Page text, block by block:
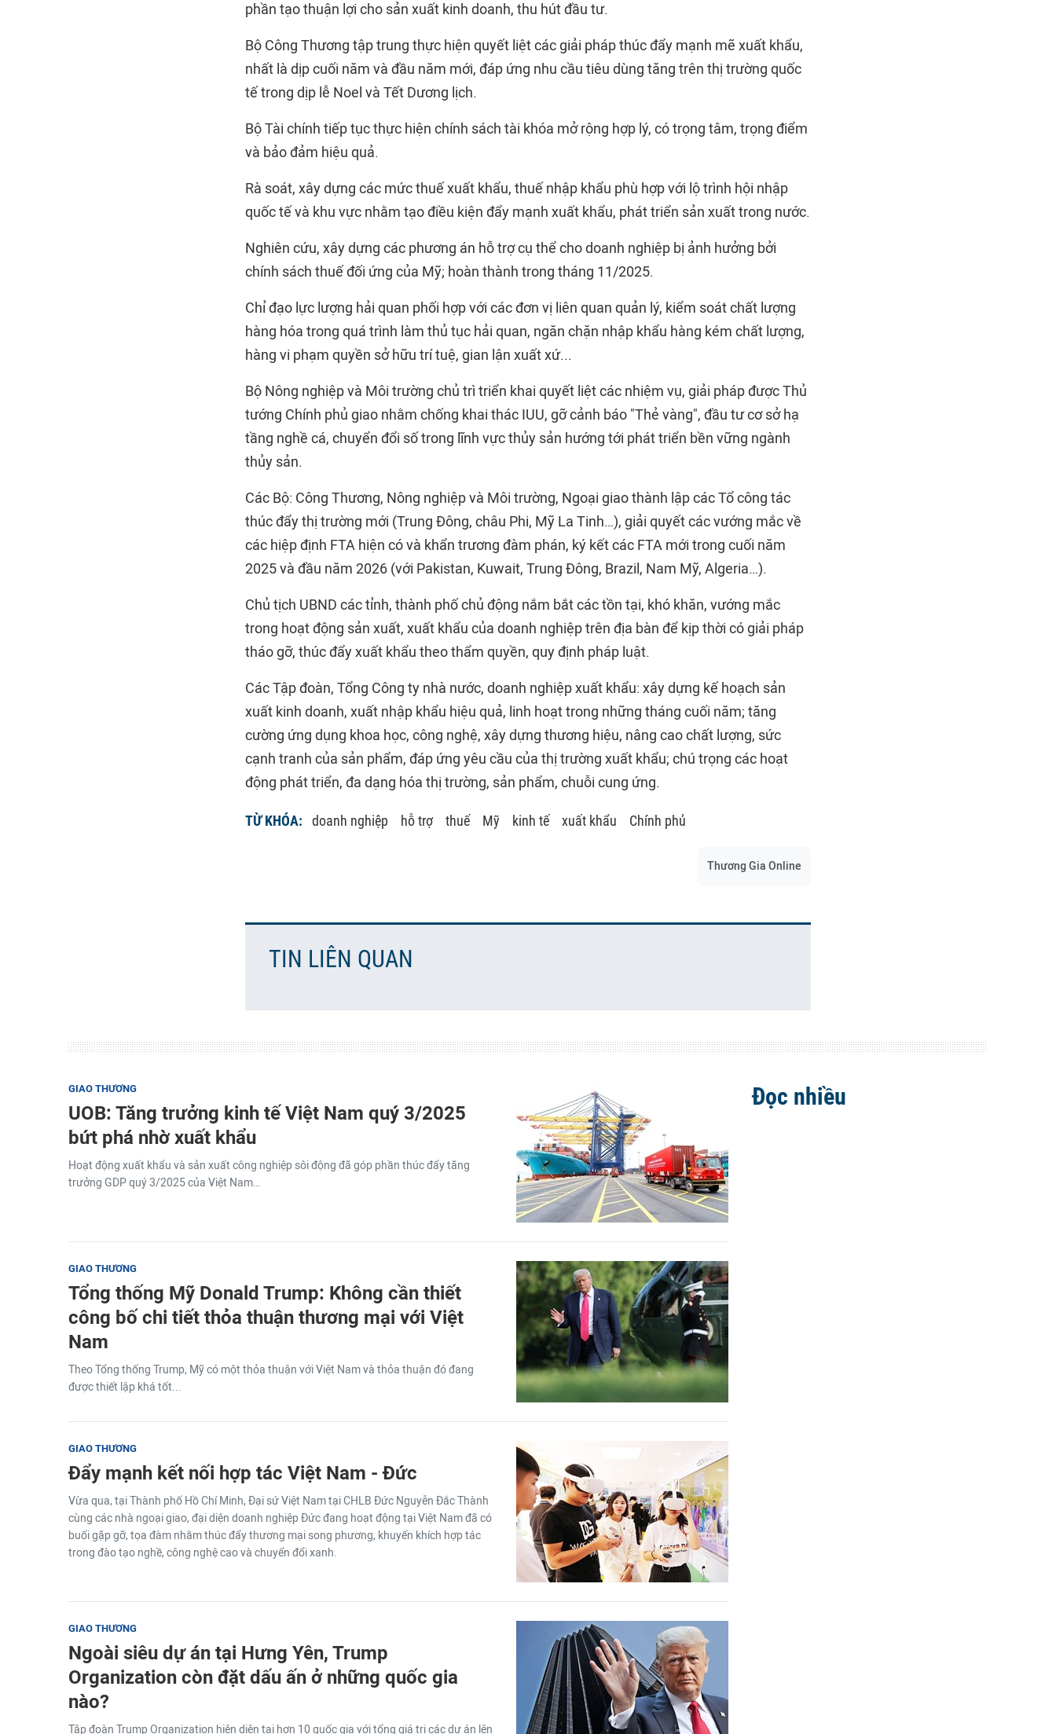
phần tạo thuận lợi cho sản xuất kinh doanh, thu hút đầu tư.
Bộ Công Thương tập trung thực hiện quyết liệt các giải pháp thúc đẩy mạnh mẽ xuất khẩu,
nhất là dịp cuối năm và đầu năm mới, đáp ứng nhu cầu tiêu dùng tăng trên thị trường quốc
tế trong dịp lễ Noel và Tết Dương lịch.
Bộ Tài chính tiếp tục thực hiện chính sách tài khóa mở rộng hợp lý, có trọng tâm, trọng điểm
và bảo đảm hiệu quả.
Rà soát, xây dựng các mức thuế xuất khẩu, thuế nhập khẩu phù hợp với lộ trình hội nhập
quốc tế và khu vực nhằm tạo điều kiện đẩy mạnh xuất khẩu, phát triển sản xuất trong nước.
Nghiên cứu, xây dựng các phương án hỗ trợ cụ thể cho doanh nghiệp bị ảnh hưởng bởi
chính sách thuế đối ứng của Mỹ; hoàn thành trong tháng 11/2025.
Chỉ đạo lực lượng hải quan phối hợp với các đơn vị liên quan quản lý, kiểm soát chất lượng
hàng hóa trong quá trình làm thủ tục hải quan, ngăn chặn nhập khẩu hàng kém chất lượng,
hàng vi phạm quyền sở hữu trí tuệ, gian lận xuất xứ...
Bộ Nông nghiệp và Môi trường chủ trì triển khai quyết liệt các nhiệm vụ, giải pháp được Thủ
tướng Chính phủ giao nhằm chống khai thác IUU, gỡ cảnh báo "Thẻ vàng", đầu tư cơ sở hạ
tầng nghề cá, chuyển đổi số trong lĩnh vực thủy sản hướng tới phát triển bền vững ngành
thủy sản.
Các Bộ: Công Thương, Nông nghiệp và Môi trường, Ngoại giao thành lập các Tổ công tác
thúc đẩy thị trường mới (Trung Đông, châu Phi, Mỹ La Tinh…), giải quyết các vướng mắc về
các hiệp định FTA hiện có và khẩn trương đàm phán, ký kết các FTA mới trong cuối năm
2025 và đầu năm 2026 (với Pakistan, Kuwait, Trung Đông, Brazil, Nam Mỹ, Algeria…).
Chủ tịch UBND các tỉnh, thành phố chủ động nắm bắt các tồn tại, khó khăn, vướng mắc
trong hoạt động sản xuất, xuất khẩu của doanh nghiệp trên địa bàn để kịp thời có giải pháp
tháo gỡ, thúc đẩy xuất khẩu theo thẩm quyền, quy định pháp luật.
Các Tập đoàn, Tổng Công ty nhà nước, doanh nghiệp xuất khẩu: xây dựng kế hoạch sản
xuất kinh doanh, xuất nhập khẩu hiệu quả, linh hoạt trong những tháng cuối năm; tăng
cường ứng dụng khoa học, công nghệ, xây dựng thương hiệu, nâng cao chất lượng, sức
cạnh tranh của sản phẩm, đáp ứng yêu cầu của thị trường xuất khẩu; chú trọng các hoạt
động phát triển, đa dạng hóa thị trường, sản phẩm, chuỗi cung ứng.
TỪ KHÓA: doanh nghiệp hỗ trợ thuế Mỹ kinh tế xuất khẩu Chính phủ
Thương Gia Online
TIN LIÊN QUAN
GIAO THƯƠNG
UOB: Tăng trưởng kinh tế Việt Nam quý 3/2025
bứt phá nhờ xuất khẩu
Hoạt động xuất khẩu và sản xuất công nghiệp sôi động đã góp phần thúc đẩy tăng
trưởng GDP quý 3/2025 của Việt Nam…
GIAO THƯƠNG
Tổng thống Mỹ Donald Trump: Không cần thiết
công bố chi tiết thỏa thuận thương mại với Việt
Nam
Theo Tổng thống Trump, Mỹ có một thỏa thuận với Việt Nam và thỏa thuận đó đang
được thiết lập khá tốt...
GIAO THƯƠNG
Đẩy mạnh kết nối hợp tác Việt Nam - Đức
Vừa qua, tại Thành phố Hồ Chí Minh, Đại sứ Việt Nam tại CHLB Đức Nguyễn Đắc Thành
cùng các nhà ngoại giao, đại diện doanh nghiệp Đức đang hoạt động tại Việt Nam đã có
buổi gặp gỡ, tọa đàm nhằm thúc đẩy thương mại song phương, khuyến khích hợp tác
trong đào tạo nghề, công nghệ cao và chuyển đổi xanh.
GIAO THƯƠNG
Ngoài siêu dự án tại Hưng Yên, Trump
Organization còn đặt dấu ấn ở những quốc gia
nào?
Tập đoàn Trump Organization hiện diện tại hơn 10 quốc gia với tổng giá trị các dự án lên
Đọc nhiều